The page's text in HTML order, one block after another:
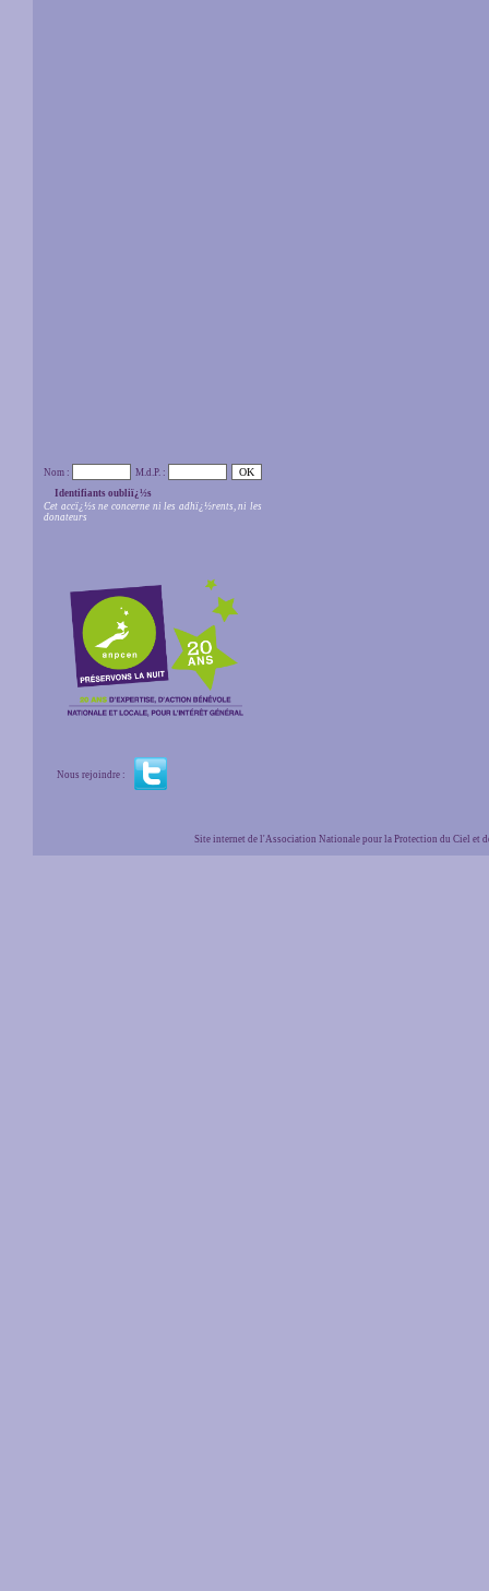
Nom :
M.d.P. :
Identifiants oubliï¿½s
Cet accï¿½s ne concerne ni les adhï¿½rents, ni les
donateurs
Nous rejoindre :
Site internet de l'Association Nationale pour la Protection du Ciel et de